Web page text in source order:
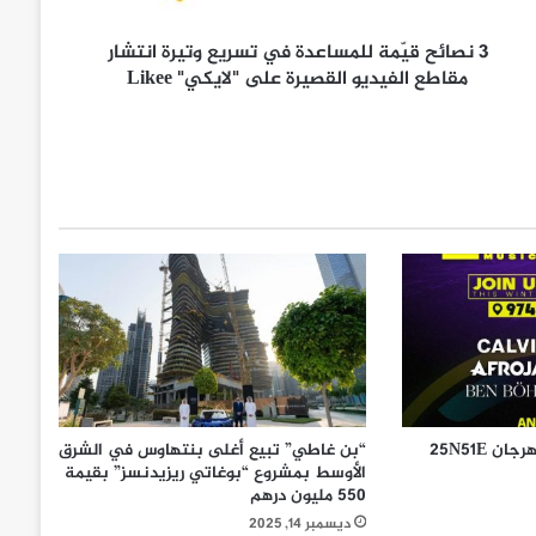
3 نصائح قيّمة للمساعدة في تسريع وتيرة انتشار
مقاطع الفيديو القصيرة على "لايكي" Likee
Visit Qatar تعلن عودة مهرجان 25N51E
“بن غاطي” تبيع أغلى بنتهاوس في الشرق
الأوسط بمشروع “بوغاتي ريزيدنسز” بقيمة
550 مليون درهم
ديسمبر 14, 2025